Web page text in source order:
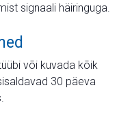
signaali häiringuga.
või kuvada kõik
30 päeva